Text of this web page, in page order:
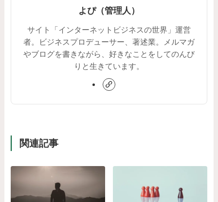
よぴ（管理人）
サイト「インターネットビジネスの世界」運営
者。ビジネスプロデューサー、著述業。メルマガ
やブログを書きながら、好きなことをしてのんび
りと生きています。
関連記事